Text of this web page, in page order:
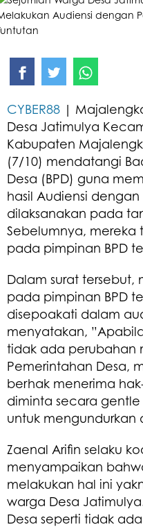
CYBER88 |
Desa Jatimulya
Kabupaten
(7/10) mendatangi
Desa (BPD) guna
hasil Audiensi
dilaksanakan pada
Sebelumnya, mereka
pada pimpinan BPD
Dalam surat
pada pimpinan BPD
disepoakati dalam
menyatakan,
tidak ada perubahan
Pemerintahan Desa,
berhak menerima
diminta secara
untuk mengundurkan
Zaenal Arifin selaku
menyampaikan
melakukan hal ini
warga Desa
Desa seperti tidak